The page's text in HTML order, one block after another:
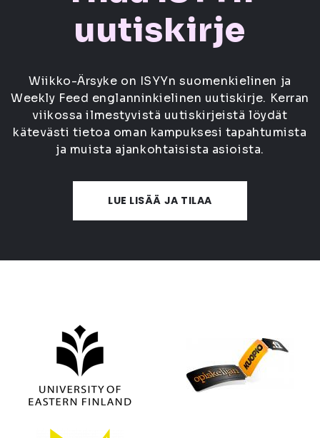
uutiskirje
Wiikko-Ärsyke on ISYYn suomenkielinen ja
Weekly Feed englanninkielinen uutiskirje. Kerran
viikossa ilmestyvistä uutiskirjeistä löydät
kätevästi tietoa oman kampuksesi tapahtumista
ja muista ajankohtaisista asioista.
LUE LISÄÄ JA TILAA